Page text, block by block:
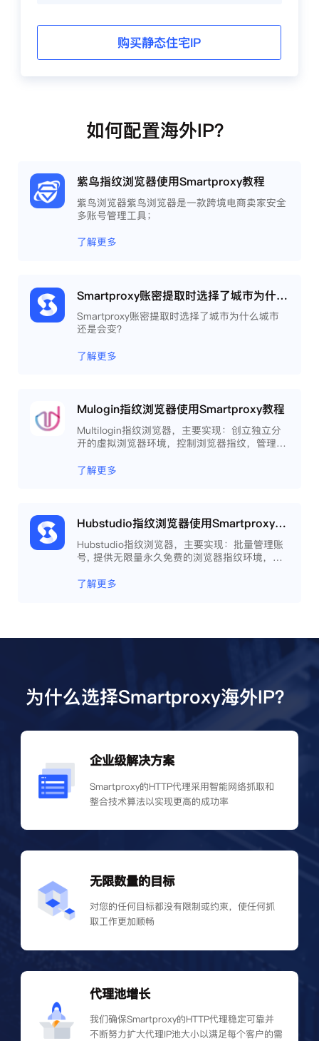
购买静态住宅IP
如何配置海外IP？
紫鸟指纹浏览器使用Smartproxy教程
紫鸟浏览器紫鸟浏览器是一款跨境电商卖家安全
多账号管理工具；
了解更多
Smartproxy账密提取时选择了城市为什么城市还是会变？
Smartproxy账密提取时选择了城市为什么城市
还是会变？
了解更多
Mulogin指纹浏览器使用Smartproxy教程
Multilogin指纹浏览器，主要实现：创立独立分
开的虚拟浏览器环境，控制浏览器指纹，管理多
程，开发网络自动化等。
了解更多
Hubstudio指纹浏览器使用Smartproxy教程
Hubstudio指纹浏览器，主要实现：批量管理账
号, 提供无限量永久免费的浏览器指纹环境，并
工作效率 。
了解更多
为什么选择Smartproxy海外IP？
企业级解决方案
Smartproxy的HTTP代理采用智能网络抓取和
整合技术算法以实现更高的成功率
无限数量的目标
对您的任何目标都没有限制或约束，使任何抓
取工作更加顺畅
代理池增长
我们确保Smartproxy的HTTP代理稳定可靠并
不断努力扩大代理IP池大小以满足每个客户的需